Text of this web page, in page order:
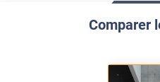
Comparer